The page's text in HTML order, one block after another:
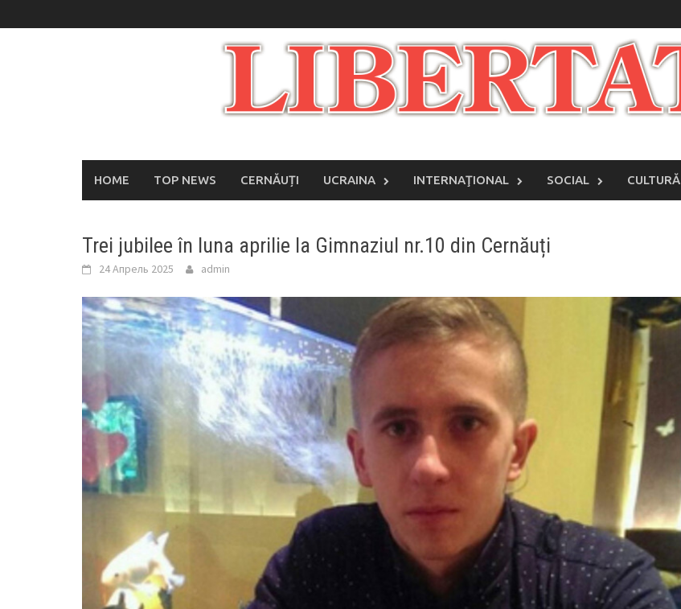
to
HOME TOP NEWS CERNĂUȚI UCRAINA INTERNAŢIONAL SOCIAL CULTURĂ
Trei jubilee în luna aprilie la Gimnaziul nr.10 din Cernăuți
24 Апрель 2025 admin